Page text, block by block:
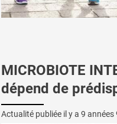
MICROBIOTE
dépend de
Actualité publiée il y a 9 années